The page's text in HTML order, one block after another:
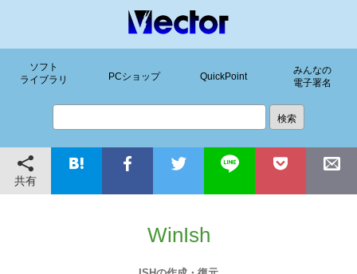
ソフト
ライブラリ
PCショップ QuickPoint
みんなの
電子署名
共有
WinIsh